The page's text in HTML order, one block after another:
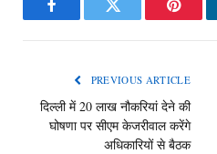
FacebookTwitter
PREVIOUS ARTICLE
दिल्ली में 20 लाख नौकरियां देने की
घोषणा पर सीएम केजरीवाल करेंगे
अधिकारियों से बैठक